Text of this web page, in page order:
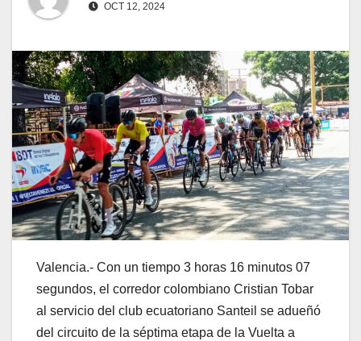
OCT 12, 2024
Valencia.- Con un tiempo 3 horas 16 minutos 07
segundos, el corredor colombiano Cristian Tobar
al servicio del club ecuatoriano Santeil se adueñó
del circuito de la séptima etapa de la Vuelta a